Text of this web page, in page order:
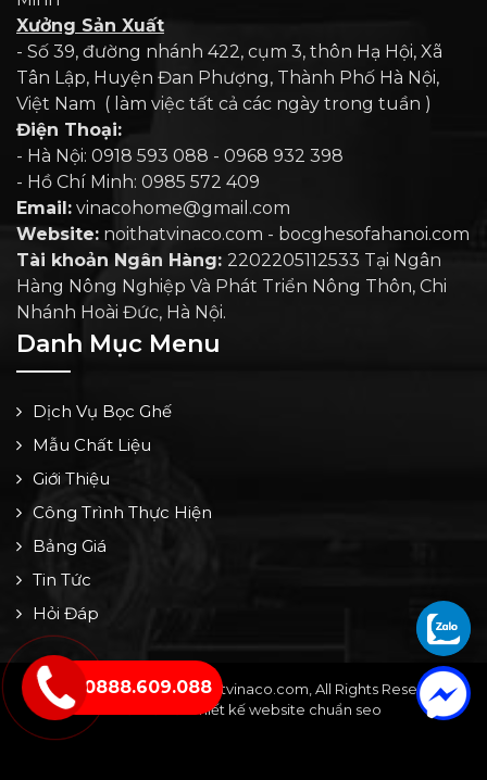
Xưởng Sản Xuất
- Số 39, đường nhánh 422, cụm 3, thôn Hạ Hội, Xã
Tân Lập, Huyện Đan Phượng, Thành Phố Hà Nội,
Việt Nam ( làm việc tất cả các ngày trong tuần )
Điện Thoại:
- Hà Nội: 0918 593 088 - 0968 932 398
- Hồ Chí Minh: 0985 572 409
Email: vinacohome@gmail.com
Website: noithatvinaco.com - bocghesofahanoi.com
Tài khoản Ngân Hàng: 2202205112533 Tại Ngân
Hàng Nông Nghiệp Và Phát Triển Nông Thôn, Chi
Nhánh Hoài Đức, Hà Nội.
Danh Mục Menu
Dịch Vụ Bọc Ghế
Mẫu Chất Liệu
Giới Thiệu
Công Trình Thực Hiện
Bảng Giá
Tin Tức
Hỏi Đáp
Copyright © 2024 by noithatvinaco.com, All Rights Reserved -
Thiết kế bởi: Thiết kế website chuẩn seo
0888.609.088